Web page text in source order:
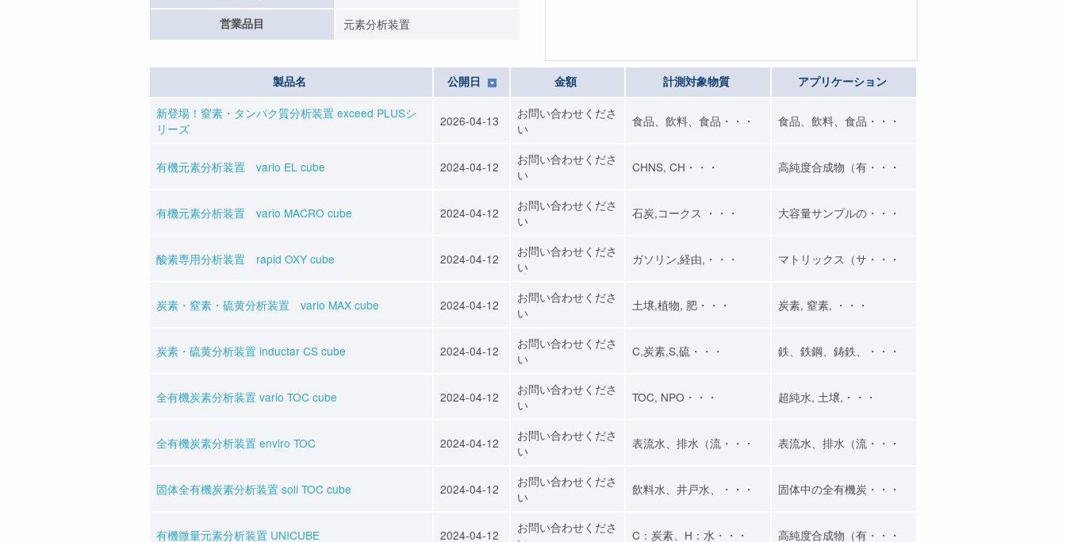
営業品目 元素分析装置
製品名 公開日 金額 計測対象物質 アプリケーション
新登場！窒素・タンパク質分析装置 exceed PLUSシ
リーズ
2026-04-13
お問い合わせくださ
い
食品、飲料、食品・・・ 食品、飲料、食品・・・
有機元素分析装置 vario EL cube 2024-04-12
お問い合わせくださ
い
CHNS, CH・・・ 高純度合成物（有・・・
有機元素分析装置 vario MACRO cube 2024-04-12
お問い合わせくださ
い
石炭,コークス ・・・ 大容量サンプルの・・・
酸素専用分析装置 rapid OXY cube 2024-04-12
お問い合わせくださ
い
ガソリン,経由,・・・ マトリックス（サ・・・
炭素・窒素・硫黄分析装置 vario MAX cube 2024-04-12
お問い合わせくださ
い
土壌,植物, 肥・・・ 炭素, 窒素, ・・・
炭素・硫黄分析装置 inductar CS cube 2024-04-12
お問い合わせくださ
い
C,炭素,S,硫・・・ 鉄、鉄鋼、鋳鉄、・・・
全有機炭素分析装置 vario TOC cube 2024-04-12
お問い合わせくださ
い
TOC, NPO・・・ 超純水, 土壌,・・・
全有機炭素分析装置 enviro TOC 2024-04-12
お問い合わせくださ
い
表流水、排水（流・・・ 表流水、排水（流・・・
固体全有機炭素分析装置 soli TOC cube 2024-04-12
お問い合わせくださ
い
飲料水、井戸水、・・・ 固体中の全有機炭・・・
有機微量元素分析装置 UNICUBE 2024-04-12
お問い合わせくださ
C：炭素、H：水・・・ 高純度合成物（有・・・